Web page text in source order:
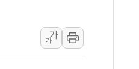
…피해자들 '범죄 사각지대' 우려
다…'자율규제단체' 타진
...김민석 '재역전' vs 정청래 '격차 확
려 후퇴…S&P500 최고치
가
가